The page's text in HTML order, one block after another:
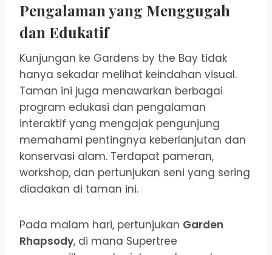
Pengalaman yang Menggugah
dan Edukatif
Kunjungan ke Gardens by the Bay tidak
hanya sekadar melihat keindahan visual.
Taman ini juga menawarkan berbagai
program edukasi dan pengalaman
interaktif yang mengajak pengunjung
memahami pentingnya keberlanjutan dan
konservasi alam. Terdapat pameran,
workshop, dan pertunjukan seni yang sering
diadakan di taman ini.
Pada malam hari, pertunjukan Garden
Rhapsody, di mana Supertree